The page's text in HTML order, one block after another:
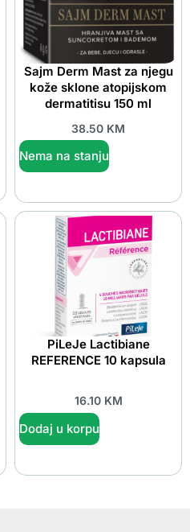
Sajm Derm Mast za njegu
kože sklone atopijskom
dermatitisu 150 ml
38.50 KM
Nema na stanju
PiLeJe Lactibiane
REFERENCE 10 kapsula
16.10 KM
Dodaj u korpu